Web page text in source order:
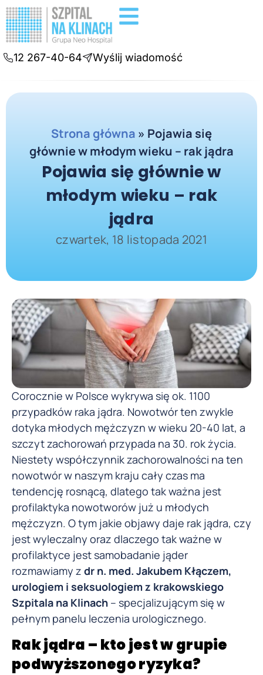
12 267-40-64 Wyślij wiadomość
Strona główna » Pojawia się
głównie w młodym wieku – rak jądra
Pojawia się głównie w
młodym wieku – rak
jądra
czwartek, 18 listopada 2021
Corocznie w Polsce wykrywa się ok. 1100
przypadków raka jądra. Nowotwór ten zwykle
dotyka młodych mężczyzn w wieku 20-40 lat, a
szczyt zachorowań przypada na 30. rok życia.
Niestety współczynnik zachorowalności na ten
nowotwór w naszym kraju cały czas ma
tendencję rosnącą, dlatego tak ważna jest
profilaktyka nowotworów już u młodych
mężczyzn. O tym jakie objawy daje rak jądra, czy
jest wyleczalny oraz dlaczego tak ważne w
profilaktyce jest samobadanie jąder
rozmawiamy z dr n. med. Jakubem Kłączem,
urologiem i seksuologiem z krakowskiego
Szpitala na Klinach – specjalizującym się w
pełnym panelu leczenia urologicznego.
Rak jądra – kto jest w grupie
podwyższonego ryzyka?